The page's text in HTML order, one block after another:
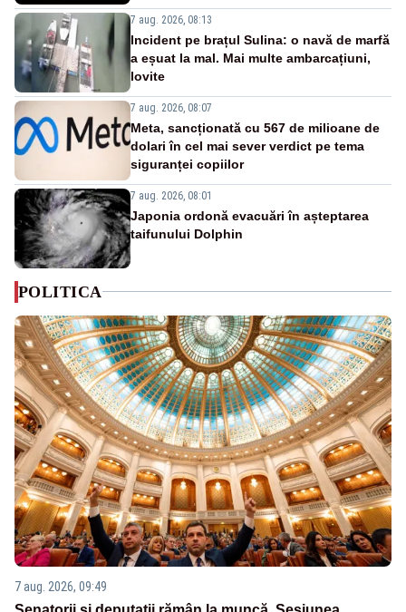
7 aug. 2026, 08:13
Incident pe brațul Sulina: o navă de marfă
a eșuat la mal. Mai multe ambarcațiuni,
lovite
7 aug. 2026, 08:07
Meta, sancționată cu 567 de milioane de
dolari în cel mai sever verdict pe tema
siguranței copiilor
7 aug. 2026, 08:01
Japonia ordonă evacuări în așteptarea
taifunului Dolphin
POLITICA
7 aug. 2026, 09:49